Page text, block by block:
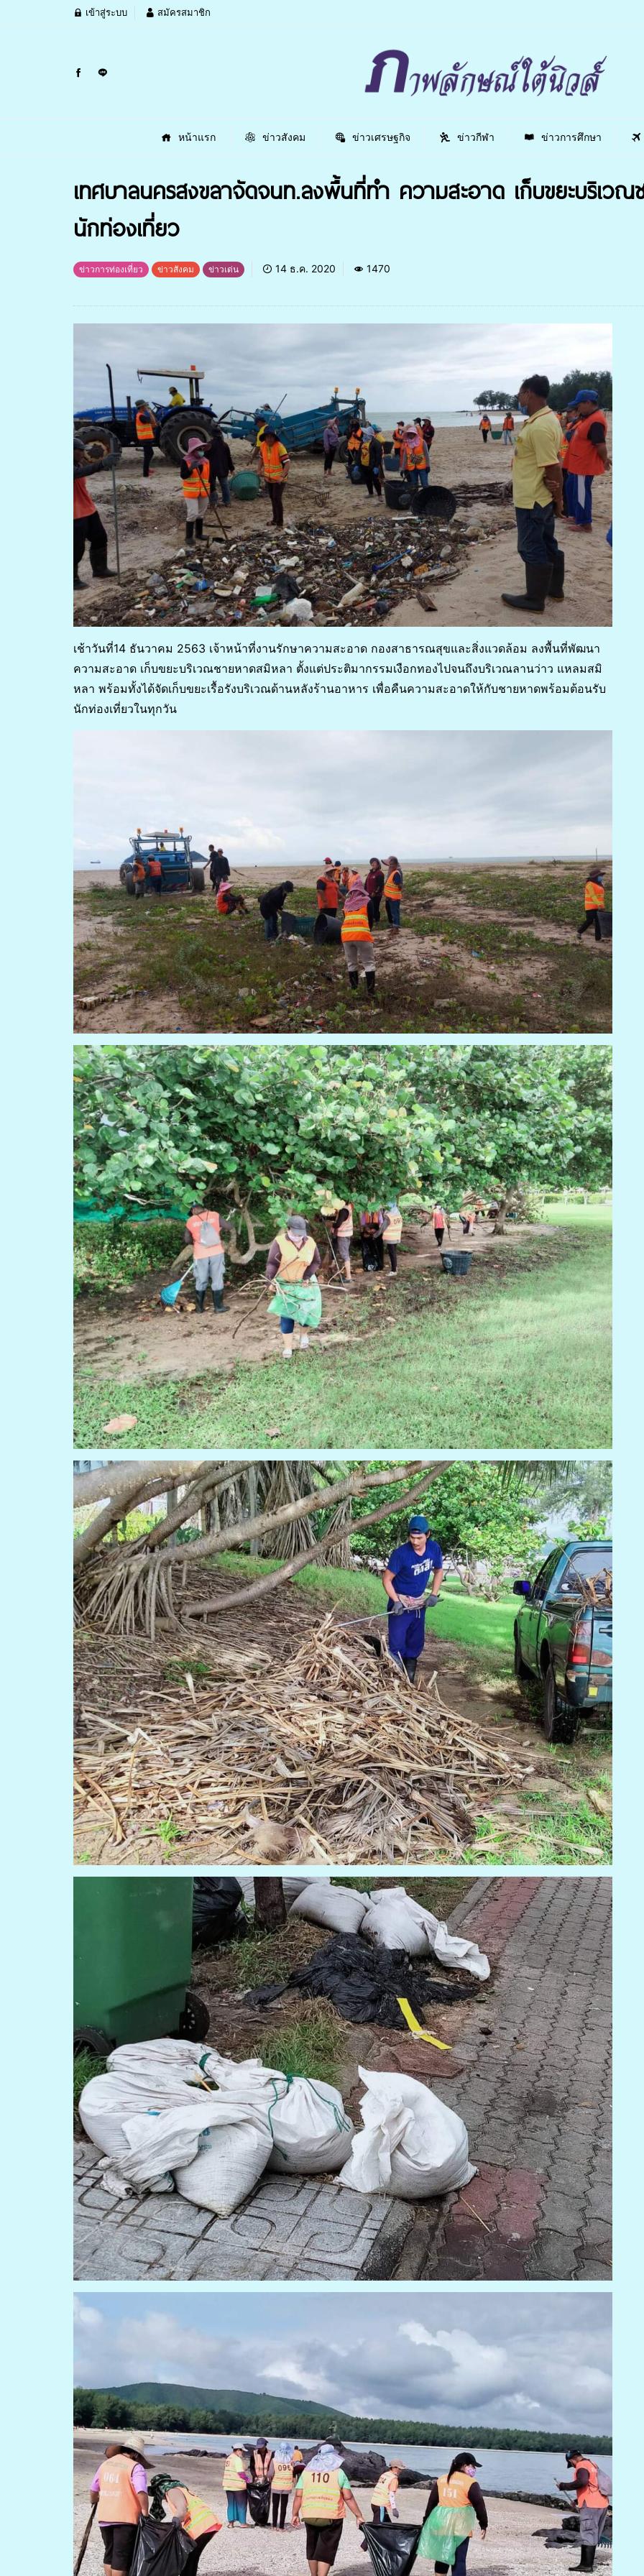
เข้าสู่ระบบ สมัครสมาชิก
หน้าแรก ข่าวสังคม ข่าวเศรษฐกิจ ข่าวกีฬา ข่าวการศึกษา
เทศบาลนครสงขลาจัดจนท.ลงพื้นที่ทำ ความสะอาด เก็บขยะบริเว
นักท่องเที่ยว
ข่าวการท่องเที่ยว ข่าวสังคม ข่าวเด่น 14 ธ.ค. 2020 1470
เช้าวันที่14 ธันวาคม 2563 เจ้าหน้าที่งานรักษาความสะอาด กองสาธารณสุขและสิ่งแวดล้อม ลงพื้นที่พัฒนา
ความสะอาด เก็บขยะบริเวณชายหาดสมิหลา ตั้งแต่ประติมากรรมเงือกทองไปจนถึงบริเวณลานว่าว แหลมสมิ
หลา พร้อมทั้งได้จัดเก็บขยะเรื้อรังบริเวณด้านหลังร้านอาหาร เพื่อคืนความสะอาดให้กับชายหาดพร้อมต้อนรับ
นักท่องเที่ยวในทุกวัน